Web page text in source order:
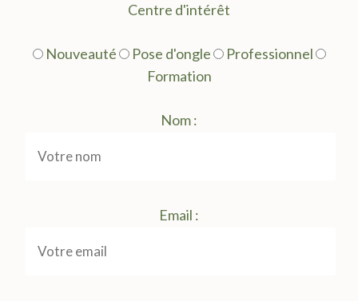
Centre d'intérêt
Nouveauté Pose d'ongle
Professionnel
Formation
Nom :
Email :